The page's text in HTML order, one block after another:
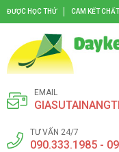
ĐƯỢC HỌC THỬ CAM KẾT
EMAIL
TƯ VẤN 24/7
090.333.1985 -